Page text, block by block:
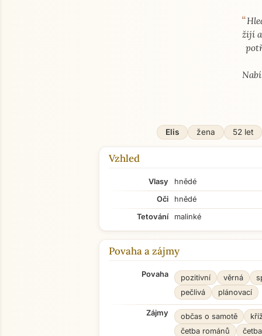
O
“
žijí
Elis žena 52 let
Vzhled
Vlasy
hnědé
Oči
hnědé
Tetování
malinké
Povaha a zájmy
Povaha pozitivní věrná
pečlivá
plánovací
Zájmy občas o samotě
četba románů